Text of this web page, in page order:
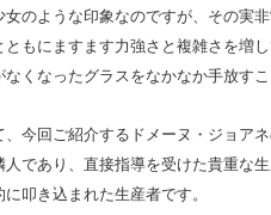
女のような印象なのですが、その実
ともにますます力強さと複雑さを増
なくなったグラスをなかなか手放す
、今回ご紹介するドメーヌ・ジョア
人であり、直接指導を受けた貴重な
に叩き込まれた生産者です。